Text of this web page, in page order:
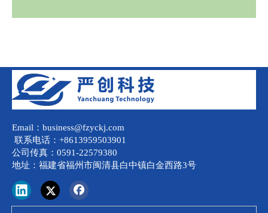
Email：business@fzyckj.com
联系电话：+8613959503901
公司传真：0591-22579380
地址：福建省福州市闽清县白中镇白金西路3号